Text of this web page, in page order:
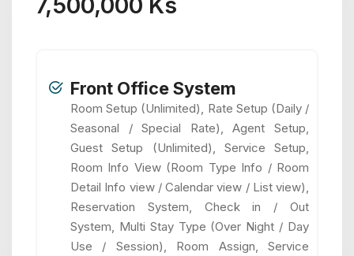
Front Office System
Room Setup (Unlimited), Rate Setup (Daily /
Seasonal / Special Rate), Agent Setup,
Guest Setup (Unlimited), Service Setup,
Room Info View (Room Type Info / Room
Detail Info view / Calendar view / List view),
Reservation System, Check in / Out
System, Multi Stay Type (Over Night / Day
Use / Session), Room Assign, Service